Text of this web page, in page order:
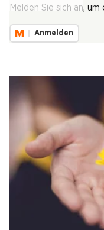
Melden Sie sich an,
Anmelden